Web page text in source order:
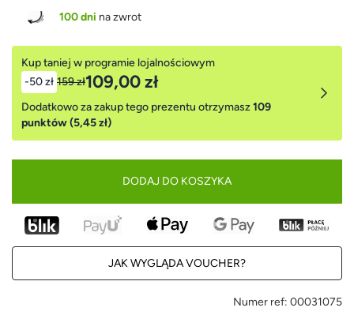
100 dni na zwrot
Kup taniej w programie lojalnościowym
-50 zł 159 zł109,00 zł
Dodatkowo za zakup tego prezentu otrzymasz109
punktów (5,45 zł)
DODAJ DO KOSZYKA
JAK WYGLĄDA VOUCHER?
Numer ref: 00031075